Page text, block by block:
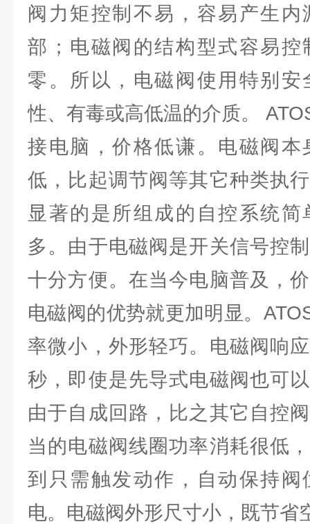
阀力矩控制不易，容易产生
部；电磁阀的结构型式容易控
零。所以，电磁阀使用特别
性、有毒或高低温的介质。
接电脑，价格低谦。电磁阀本
低，比起调节阀等其它种类执
显著的是所组成的自控系统
多。由于电磁阀是开关信号控
十分方便。在当今电脑普及，
电磁阀的优势就更加明显。
率微小，外形轻巧。电磁阀响
秒，即使是先导式电磁阀也可
由于自成回路，比之其它自控
当的电磁阀线圈功率消耗很低
到只需触发动作，自动保持阀
电。电磁阀外形尺寸小，既节省